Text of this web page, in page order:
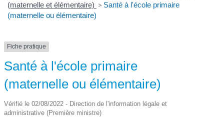
(maternelle et élémentaire) > Santé à l'école primaire
(maternelle ou élémentaire)
Fiche pratique
Santé à l'école primaire
(maternelle ou élémentaire)
Vérifié le 02/08/2022 - Direction de l'information légale et
administrative (Première ministre)